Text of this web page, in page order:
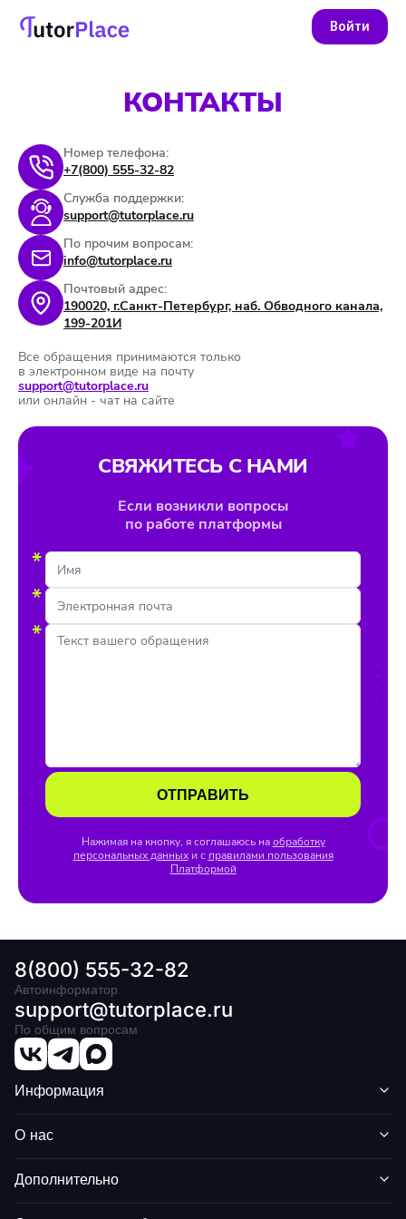
Войти
КОНТАКТЫ
Номер телефона:
+7(800) 555-32-82
Служба поддержки:
support@tutorplace.ru
По прочим вопросам:
info@tutorplace.ru
Почтовый адрес:
190020, г.Санкт-Петербург, наб. Обводного канала,
199-201И
Все обращения принимаются только
в электронном виде на почту
support@tutorplace.ru
или онлайн - чат на сайте
СВЯЖИТЕСЬ С НАМИ
Если возникли вопросы
по работе платформы
*
*
*
ОТПРАВИТЬ
Нажимая на кнопку, я соглашаюсь на обработку
персональных данных и с правилами пользования
Платформой
8(800) 555-32-82
Автоинформатор
support@tutorplace.ru
По общим вопросам
Информация
О нас
Дополнительно